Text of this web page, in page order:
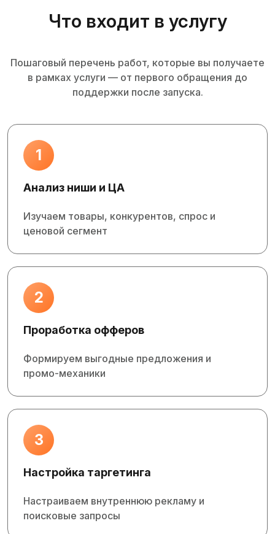
Что входит в услугу
Пошаговый перечень работ, которые вы получаете
в рамках услуги — от первого обращения до
поддержки после запуска.
1
Анализ ниши и ЦА
Изучаем товары, конкурентов, спрос и
ценовой сегмент
2
Проработка офферов
Формируем выгодные предложения и
промо‑механики
3
Настройка таргетинга
Настраиваем внутреннюю рекламу и
поисковые запросы